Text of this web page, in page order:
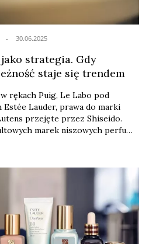
strategia. Gdy
staje się trendem
rękach Puig, Le Labo pod
Estée Lauder, prawa do marki
przejęte przez Shiseido.
marek niszowych perfum
być warunkiem niszy, a sama
się narzędziem w rękach
w której duch rzemiosła i
coraz częściej spotyka się z
30.06.2025